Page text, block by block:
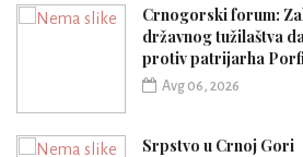
Crnogorski forum:
državnog tužilaštva
protiv patrijarha
Avg 06, 2026
Srpstvo u Crnoj Gori